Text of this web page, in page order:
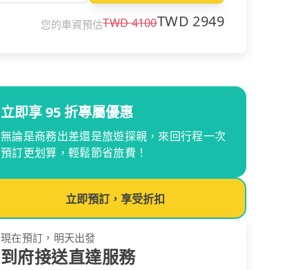
您的車資預估TWD4100TWD 2949
立即享 95 折專屬優惠
無論是商務出差還是旅遊探親，來回行程一次
預訂更划算，輕鬆節省旅費！
立即預訂，享受折扣
現在預訂，明天出發
到府接送直達服務